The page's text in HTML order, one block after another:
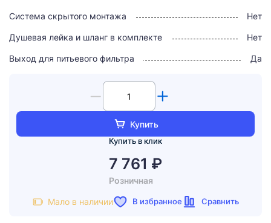
Система скрытого монтажа Нет
Душевая лейка и шланг в комплекте Нет
Выход для питьевого фильтра Да
Купить
Купить в клик
7 761 ₽
Розничная
Мало в наличии В избранное Сравнить